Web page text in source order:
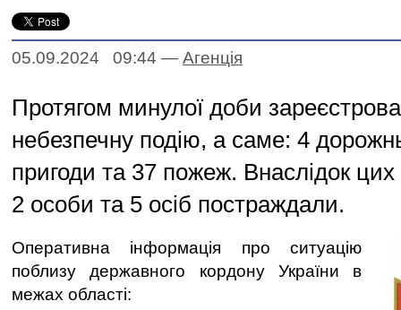
05.09.2024 09:44 — Агенцiя
Протягом минулої доби
небезпечну подію, а саме: 4
пригоди та 37 пожеж. Внаслідок цих
2 особи та 5 осіб постраждали.
Оперативна інформація про ситуацію
поблизу державного кордону України в
межах області: